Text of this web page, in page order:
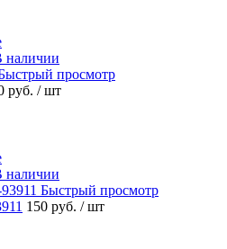
наличии
просмотр
руб. / шт
наличии
Быстрый просмотр
150 руб. / шт